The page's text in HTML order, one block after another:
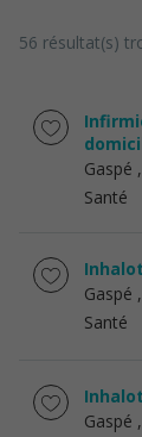
56 résultat(s)
Gaspé
Santé
Gaspé
Santé
Gaspé